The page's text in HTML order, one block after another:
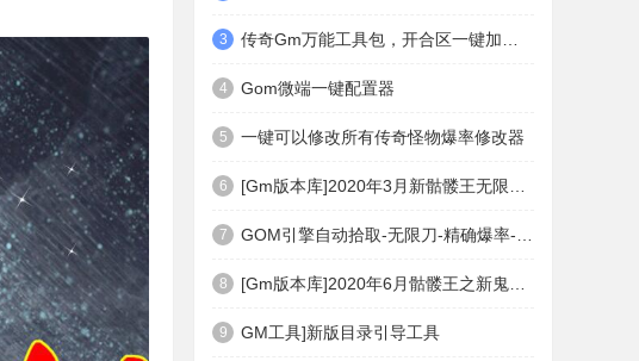
3
4 Gom微端一键配置器
5 一键可以修改所有传奇怪物爆率修改器
6
7
8
9 GM工具]新版目录引导工具